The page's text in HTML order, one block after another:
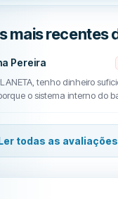
mais recentes
Pereira
tenho dinheiro
o sistema interno do
e ninguém resolve
dizer que vc consegue
completamente
conta no banco do
todas as avaliações